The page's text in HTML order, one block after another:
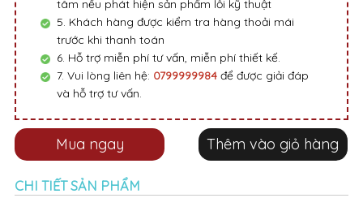
tâm nếu phát hiện sản phẩm lỗi kỹ thuật
5. Khách hàng được kiểm tra hàng thoải mái
trước khi thanh toán
6. Hỗ trợ miễn phí tư vấn, miễn phí thiết kế.
7. Vui lòng liên hệ: 0799999984 để được giải đáp
và hỗ trợ tư vấn.
Thêm vào giỏ hàng
Mua ngay
CHI TIẾT SẢN PHẨM